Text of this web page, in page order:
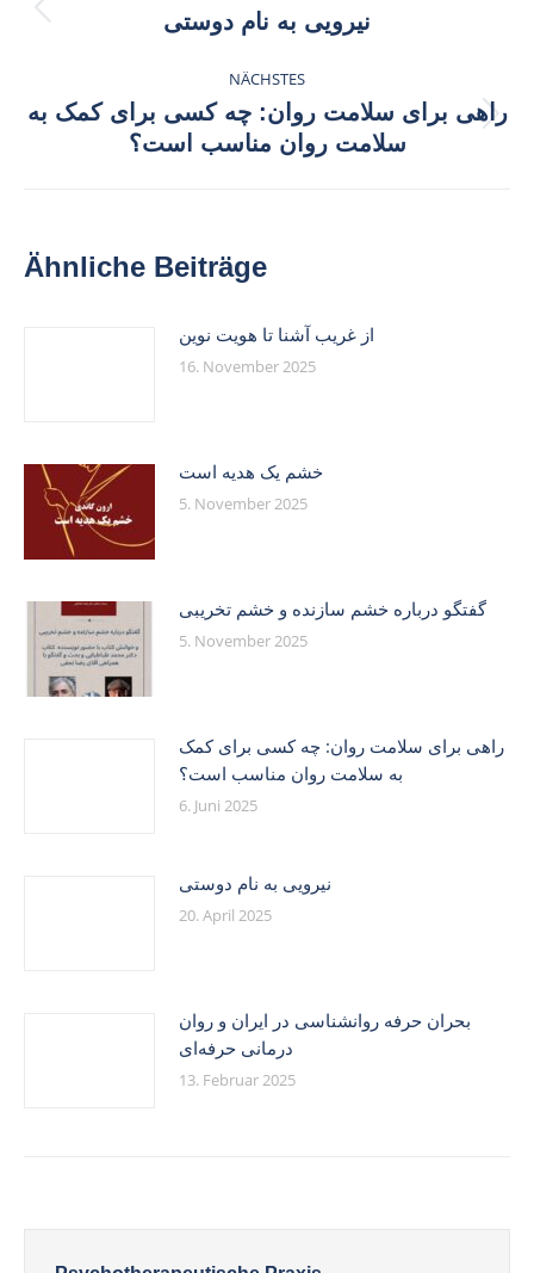
نیرویی به نام دوستی
NÄCHSTES
راهی برای سلامت روان: چه کسی برای کمک به
سلامت روان مناسب است؟
Ähnliche Beiträge
از غریب آشنا تا هویت نوین
16. November 2025
خشم یک هدیه است
5. November 2025
گفتگو درباره خشم سازنده و خشم تخریبی
5. November 2025
راهی برای سلامت روان: چه کسی برای کمک
به سلامت روان مناسب است؟
6. Juni 2025
نیرویی به نام دوستی
20. April 2025
بحران حرفه روانشناسی در ایران و روان
درمانی حرفه‌ای
13. Februar 2025